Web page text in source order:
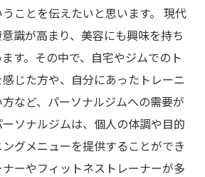
ことを伝えたいと思います。 現代
識が高まり、美容にも興味を持ち
す。その中で、自宅やジムでのト
じた方や、自分にあったトレーニ
など、パーソナルジムへの需要が
ソナルジムは、個人の体調や目的
グメニューを提供することができ
ーやフィットネストレーナーが多